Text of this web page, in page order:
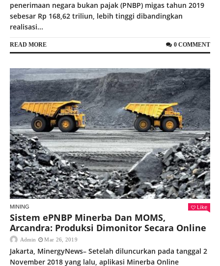
penerimaan negara bukan pajak (PNBP) migas tahun 2019
sebesar Rp 168,62 triliun, lebih tinggi dibandingkan
realisasi...
READ MORE 0 COMMENT
MINING Like
Sistem ePNBP Minerba Dan MOMS,
Arcandra: Produksi Dimonitor Secara Online
Admin Mar 26, 2019
Jakarta, MinergyNews– Setelah diluncurkan pada tanggal 2
November 2018 yang lalu, aplikasi Minerba Online